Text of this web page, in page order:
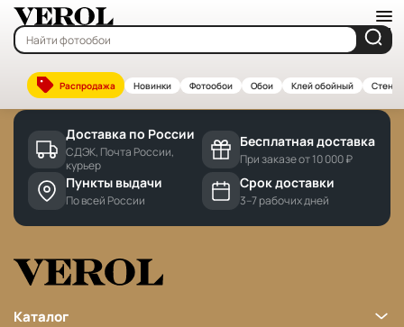
Распродажа Новинки Фотообои Обои Клей обойный
Главная—Бренды
Доставка по России
СДЭК, Почта России,
курьер
Бесплатная доставка
При заказе от 10 000 ₽
Пункты выдачи
По всей России
Срок доставки
3–7 рабочих дней
Каталог